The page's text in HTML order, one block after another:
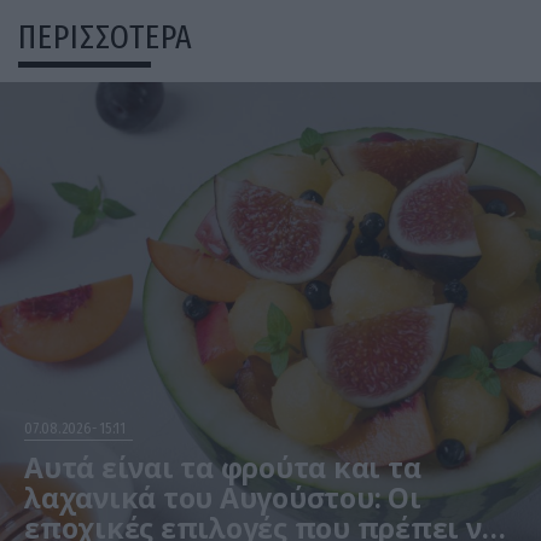
ΠΕΡΙΣΣΟΤΕΡΑ
07.08.2026 15:11
Αυτά είναι τα φρούτα και τα
λαχανικά του Αυγούστου: Οι
εποχικές επιλογές που πρέπει να